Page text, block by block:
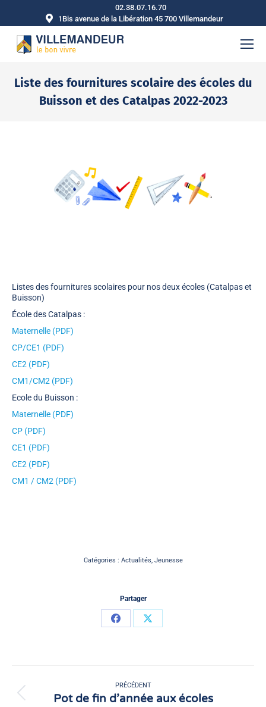
02.38.07.16.70
1Bis avenue de la Libération 45 700 Villemandeur
Liste des fournitures scolaire des écoles du
Buisson et des Catalpas 2022-2023
Listes des fournitures scolaires pour nos deux écoles (Catalpas et
Buisson)
École des Catalpas :
Maternelle (PDF)
CP/CE1 (PDF)
CE2 (PDF)
CM1/CM2 (PDF)
Ecole du Buisson :
Maternelle (PDF)
CP (PDF)
CE1 (PDF)
CE2 (PDF)
CM1 / CM2 (PDF)
Catégories : Actualités, Jeunesse
Partager
PartagerPartager
article
PRÉCÉDENT
Article
Pot de fin d’année aux écoles